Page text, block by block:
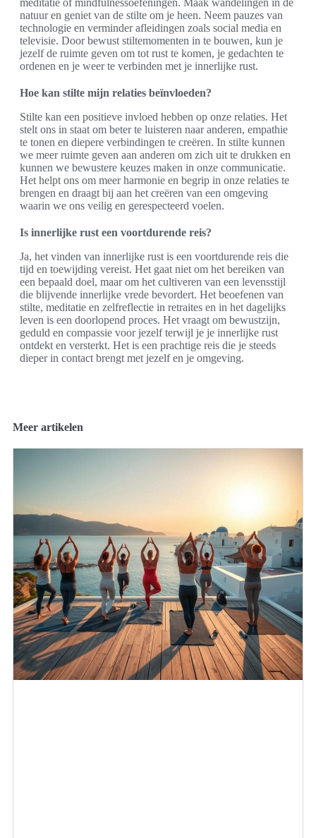
meditatie of mindfulnessoefeningen. Maak wandelingen in de
natuur en geniet van de stilte om je heen. Neem pauzes van
technologie en verminder afleidingen zoals social media en
televisie. Door bewust stiltemomenten in te bouwen, kun je
jezelf de ruimte geven om tot rust te komen, je gedachten te
ordenen en je weer te verbinden met je innerlijke rust.
Hoe kan stilte mijn relaties beïnvloeden?
Stilte kan een positieve invloed hebben op onze relaties. Het
stelt ons in staat om beter te luisteren naar anderen, empathie
te tonen en diepere verbindingen te creëren. In stilte kunnen
we meer ruimte geven aan anderen om zich uit te drukken en
kunnen we bewustere keuzes maken in onze communicatie.
Het helpt ons om meer harmonie en begrip in onze relaties te
brengen en draagt bij aan het creëren van een omgeving
waarin we ons veilig en gerespecteerd voelen.
Is innerlijke rust een voortdurende reis?
Ja, het vinden van innerlijke rust is een voortdurende reis die
tijd en toewijding vereist. Het gaat niet om het bereiken van
een bepaald doel, maar om het cultiveren van een levensstijl
die blijvende innerlijke vrede bevordert. Het beoefenen van
stilte, meditatie en zelfreflectie in retraites en in het dagelijks
leven is een doorlopend proces. Het vraagt om bewustzijn,
geduld en compassie voor jezelf terwijl je je innerlijke rust
ontdekt en versterkt. Het is een prachtige reis die je steeds
dieper in contact brengt met jezelf en je omgeving.
Meer artikelen